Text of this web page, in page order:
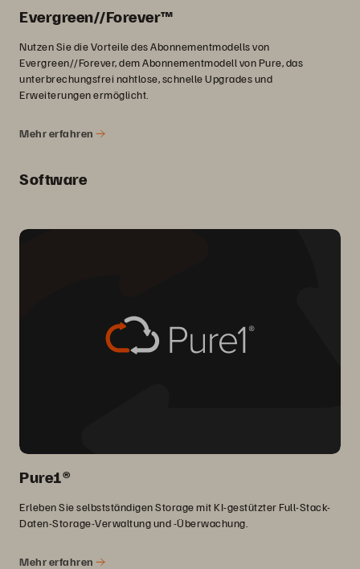
Evergreen//Forever™
Nutzen Sie die Vorteile des Abonnementmodells von
Evergreen//Forever, dem Abonnementmodell von Pure, das
unterbrechungsfrei nahtlose, schnelle Upgrades und
Erweiterungen ermöglicht.
Mehr erfahren
Software
Pure1®
Erleben Sie selbstständigen Storage mit KI-gestützter Full-Stack-
Daten-Storage-Verwaltung und -Überwachung.
Mehr erfahren